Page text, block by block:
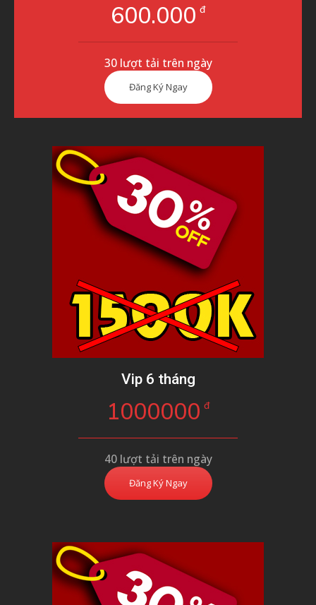
600.000 đ
30 lượt tải trên ngày
Đăng Ký Ngay
Vip 6 tháng
1000000 đ
40 lượt tải trên ngày
Đăng Ký Ngay